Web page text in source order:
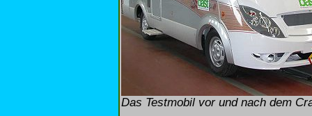
Das Testmobil vor und nach dem